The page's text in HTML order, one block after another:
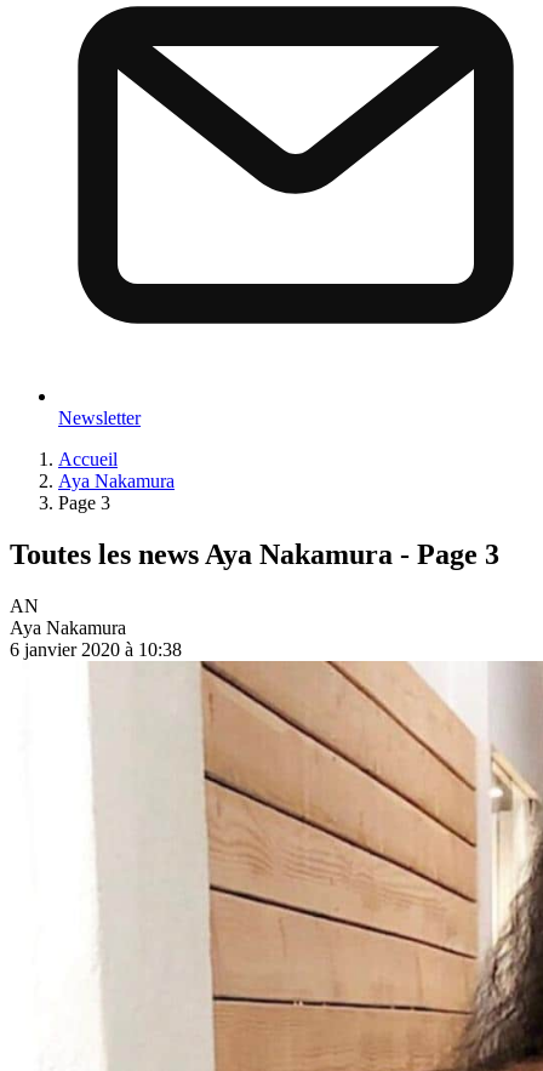
Newsletter
Accueil
Aya Nakamura
Page 3
Toutes les news Aya Nakamura - Page 3
AN
Aya Nakamura
6 janvier 2020 à 10:38